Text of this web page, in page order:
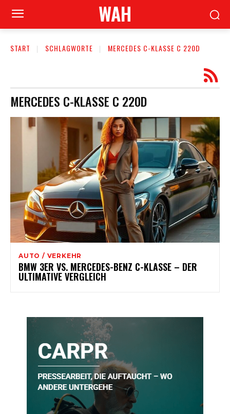
WAH
START SCHLAGWORTE MERCEDES C-KLASSE C 220D
MERCEDES C-KLASSE C 220D
AUTO / VERKEHR
BMW 3ER VS. MERCEDES-BENZ C-KLASSE – DER
ULTIMATIVE VERGLEICH